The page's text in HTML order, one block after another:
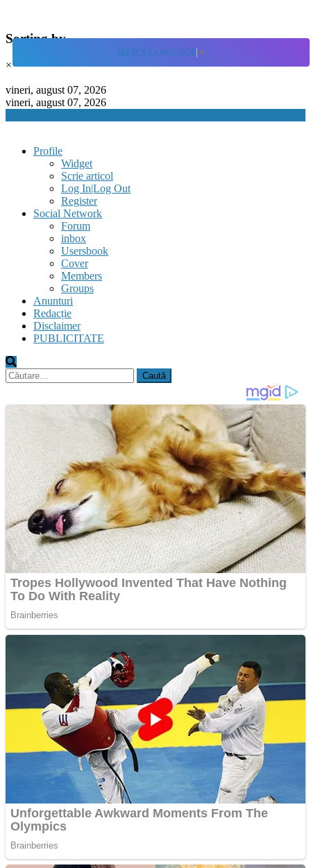
Sorting by
×
to
content
vineri, august 07, 2026
vineri, august 07, 2026
Profile
Widget
Scrie articol
Log In|Log Out
Register
Social Network
Forum
inbox
Usersbook
Cover
Members
Groups
Anunturi
Redacție
Disclaimer
PUBLICITATE
Caută
după:
SELECT LANGUAGE ▼